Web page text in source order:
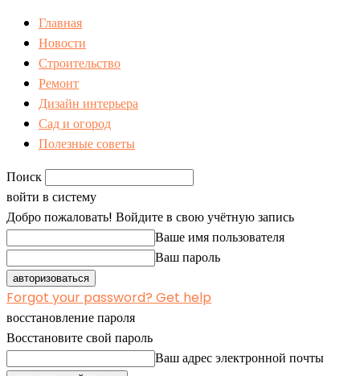
Главная
Новости
Строительство
Ремонт
Дизайн интерьера
Сад и огород
Полезные советы
Поиск
войти в систему
Добро пожаловать! Войдите в свою учётную запись
Ваше имя пользователя
Ваш пароль
Forgot your password? Get help
восстановление пароля
Восстановите свой пароль
Ваш адрес электронной почты